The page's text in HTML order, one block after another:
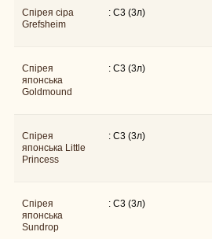
Спірея сіра
Grefsheim
: C3 (3л)
Спірея
японська
Goldmound
: C3 (3л)
Спірея
японська Little
Princess
: C3 (3л)
Спірея
японська
Sundrop
: C3 (3л)